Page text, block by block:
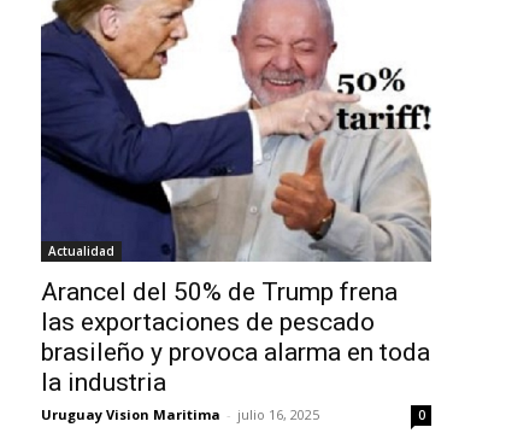
Actualidad
Arancel del 50% de Trump frena
las exportaciones de pescado
brasileño y provoca alarma en toda
la industria
Uruguay Vision Maritima - julio 16, 2025 0